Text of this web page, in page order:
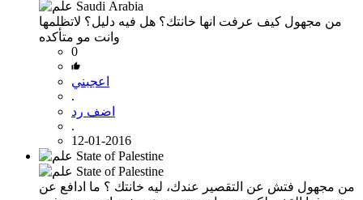
من مجهول كيف عرفت انها خانتك؟ هل فيه دليل؟ لاتظلمها
وانت مو متأكده
0
اعجبني
.
اضف رد
.
12-01-2016
من مجهول فتش عن التقصير عندك، ليه خانتك ؟ ما ادافع عن